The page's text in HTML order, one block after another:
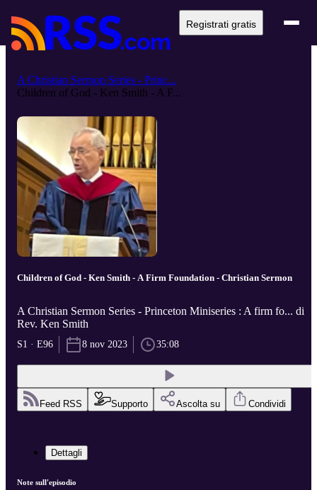
Registrati gratis
A Christian Sermon Series - Princ...
Children of God - Ken Smith - A F...
Children of God - Ken Smith - A Firm Foundation - Christian Sermon
A Christian Sermon Series - Princeton Miniseries : A firm fo... di
Rev. Ken Smith
S1 · E96 8 nov 2023 35:08
Feed RSS Supporto Ascolta su Condividi
Dettagli
Note sull'episodio